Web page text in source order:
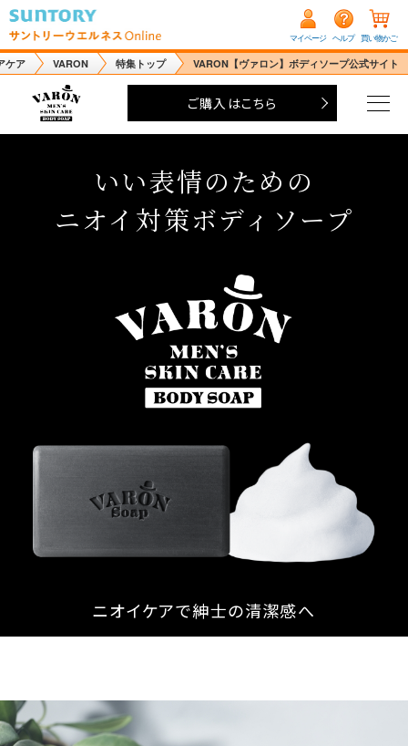
マイページ ヘルプ 買い物かご
ケア VARON 特集トップ VARON【ヴァロン】ボディソープ公式サイト
ご購入はこちら
いい表情のための
ニオイ対策ボディソープ
ニオイケアで紳士の清潔感へ